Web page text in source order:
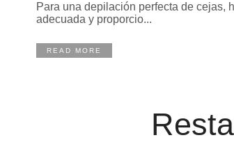
Para una depilación perfecta de cejas,
adecuada y proporcio...
READ MORE